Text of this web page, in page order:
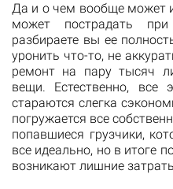
Да и о чем вообще может
может пострадать при
разбираете вы ее
уронить что-то, не
ремонт на пару тысяч
вещи. Естественно,
стараются слегка
погружается все
попавшиеся грузчики,
все идеально, но в итоге
возникают лишние